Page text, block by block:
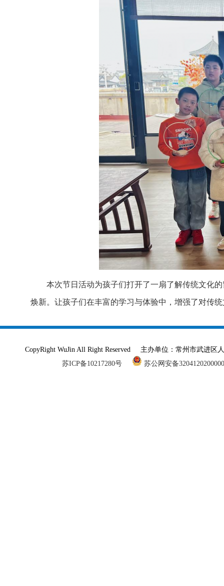
本次节日活动为孩子们打开了一扇了解传统文化
焕新。让孩子们在丰富的学习与体验中，增强了对传
CopyRight WuJin All Right Reserved 主办单位：常州市武进
苏ICP备10217280号
苏公网安备